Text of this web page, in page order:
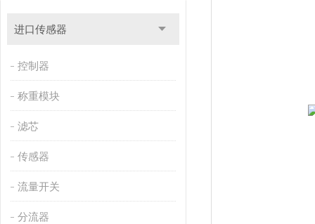
进口传感器
控制器
称重模块
滤芯
传感器
流量开关
分流器